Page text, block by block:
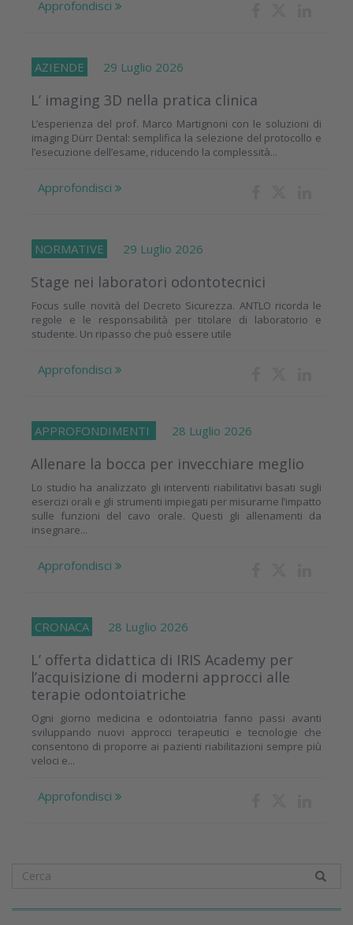
Approfondisci
AZIENDE 29 Luglio 2026
L’ imaging 3D nella pratica clinica
L’esperienza del prof. Marco Martignoni con le soluzioni di
imaging Dürr Dental: semplifica la selezione del protocollo e
l’esecuzione dell’esame, riducendo la complessità...
Approfondisci
NORMATIVE 29 Luglio 2026
Stage nei laboratori odontotecnici
Focus sulle novità del Decreto Sicurezza. ANTLO ricorda le
regole e le responsabilità per titolare di laboratorio e
studente. Un ripasso che può essere utile
Approfondisci
APPROFONDIMENTI 28 Luglio 2026
Allenare la bocca per invecchiare meglio
Lo studio ha analizzato gli interventi riabilitativi basati sugli
esercizi orali e gli strumenti impiegati per misurarne l’impatto
sulle funzioni del cavo orale. Questi gli allenamenti da
insegnare...
Approfondisci
CRONACA 28 Luglio 2026
L’ offerta didattica di IRIS Academy per
l’acquisizione di moderni approcci alle
terapie odontoiatriche
Ogni giorno medicina e odontoiatria fanno passi avanti
sviluppando nuovi approcci terapeutici e tecnologie che
consentono di proporre ai pazienti riabilitazioni sempre più
veloci e...
Approfondisci